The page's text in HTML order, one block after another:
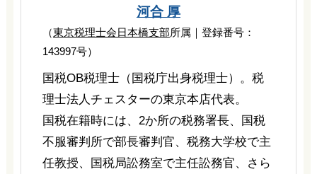
河合 厚
（東京税理士会日本橋支部所属｜登録番号：
143997号）
国税OB税理士（国税庁出身税理士）。税
理士法人チェスターの東京本店代表。
国税在籍時には、2か所の税務署長、国税
不服審判所で部長審判官、税務大学校で主
任教授、国税局訟務室で主任訟務官、さら